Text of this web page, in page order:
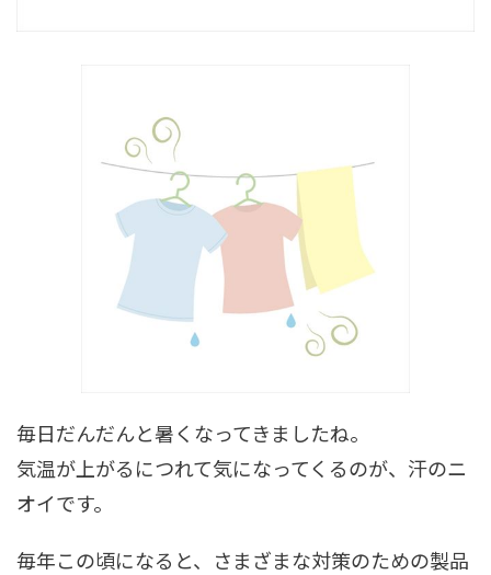
毎日だんだんと暑くなってきましたね。
気温が上がるにつれて気になってくるのが、汗のニ
オイです。
毎年この頃になると、さまざまな対策のための製品